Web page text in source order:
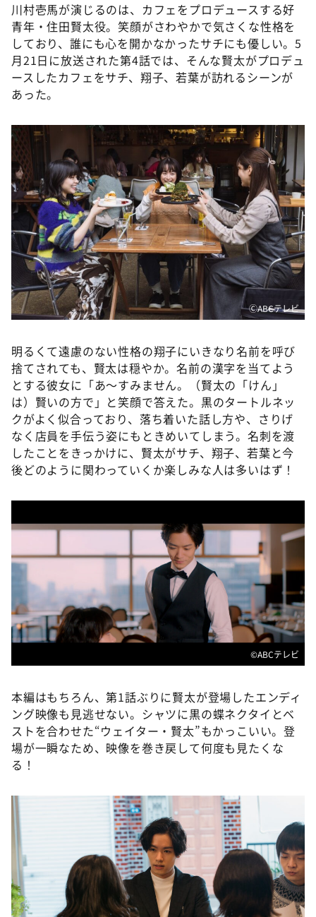
川村壱馬が演じるのは、カフェをプロデュースする好
青年・住田賢太役。笑顔がさわやかで気さくな性格を
しており、誰にも心を開かなかったサチにも優しい。5
月21日に放送された第4話では、そんな賢太がプロデュ
ースしたカフェをサチ、翔子、若葉が訪れるシーンが
あった。
ⒸABCテレビ
明るくて遠慮のない性格の翔子にいきなり名前を呼び
捨てされても、賢太は穏やか。名前の漢字を当てよう
とする彼女に「あ～すみません。（賢太の「けん」
は）賢いの方で」と笑顔で答えた。黒のタートルネッ
クがよく似合っており、落ち着いた話し方や、さりげ
なく店員を手伝う姿にもときめいてしまう。名刺を渡
したことをきっかけに、賢太がサチ、翔子、若葉と今
後どのように関わっていくか楽しみな人は多いはず！
©ABCテレビ
本編はもちろん、第1話ぶりに賢太が登場したエンディ
ング映像も見逃せない。シャツに黒の蝶ネクタイとベ
ストを合わせた“ウェイター・賢太”もかっこいい。登
場が一瞬なため、映像を巻き戻して何度も見たくな
る！